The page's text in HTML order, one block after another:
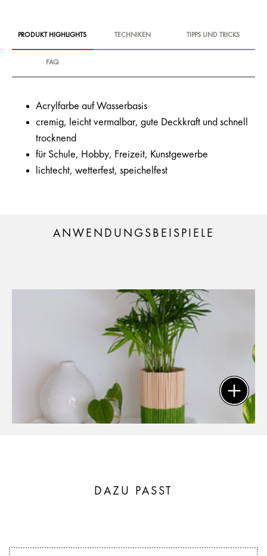
PRODUKT HIGHLIGHTS TECHNIKEN TIPPS UND TRICKS
FAQ
Acrylfarbe auf Wasserbasis
cremig, leicht vermalbar, gute Deckkraft und schnell
trocknend
für Schule, Hobby, Freizeit, Kunstgewerbe
lichtecht, wetterfest, speichelfest
ANWENDUNGSBEISPIELE
DAZU PASST